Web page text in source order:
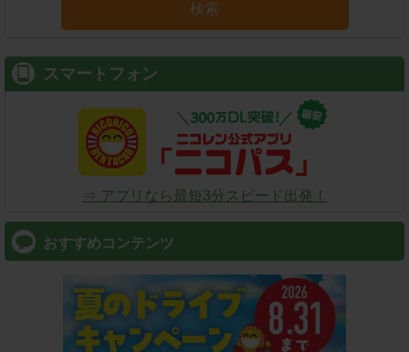
検索
スマートフォン
⇒ アプリなら最短3分スピード出発！
おすすめコンテンツ